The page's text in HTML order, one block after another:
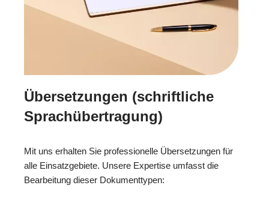
Übersetzungen (schriftliche
Sprachübertragung)
Mit uns erhalten Sie professionelle Übersetzungen für
alle Einsatzgebiete. Unsere Expertise umfasst die
Bearbeitung dieser Dokumenttypen: